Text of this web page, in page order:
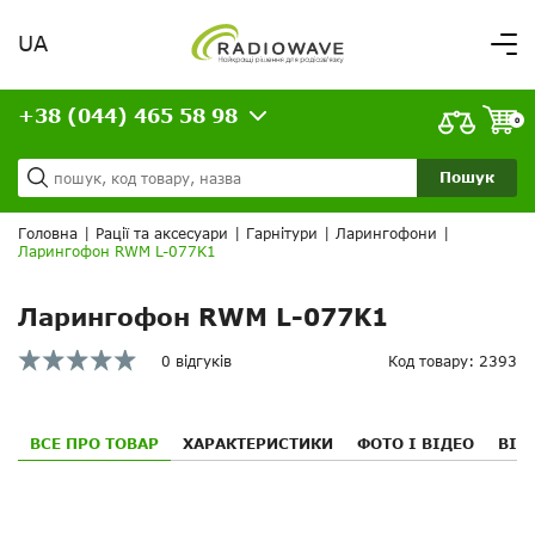
Вітаємо,
увійдіть в особистий кабінет
Доставка та оплата
Кредит
Статті
ВАШЕ ЗАМОВЛЕННЯ
UA
Пошук
+38 (044) 465 58 98 0
Головна Рації та аксесуари Гарнітури Ларингофони
Ларингофон RWM L-077K1
Ларингофон RWM L-077K1
0 відгуків Код товару: 2393
ВСЕ ПРО ТОВАР ХАРАКТЕРИСТИКИ ФОТО І ВІДЕО